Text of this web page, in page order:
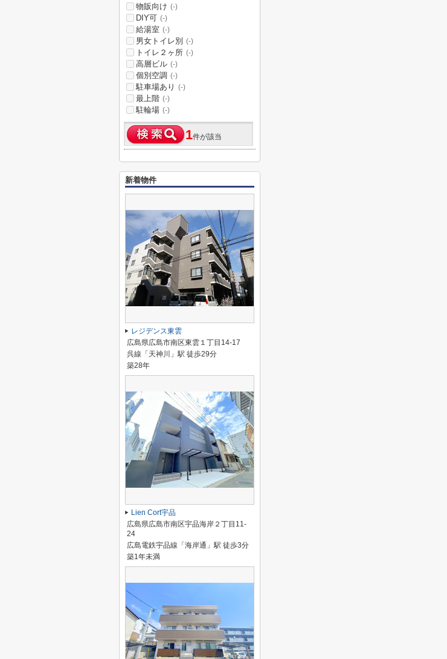
物販向け (-)
DIY可 (-)
給湯室 (-)
男女トイレ別 (-)
トイレ２ヶ所 (-)
高層ビル (-)
個別空調 (-)
駐車場あり (-)
最上階 (-)
駐輪場 (-)
1件が該当
新着物件
レジデンス東雲
広島県広島市南区東雲１丁目14-17
呉線「天神川」駅 徒歩29分
築28年
Lien Cort宇品
広島県広島市南区宇品海岸２丁目11-
24
広島電鉄宇品線「海岸通」駅 徒歩3分
築1年未満